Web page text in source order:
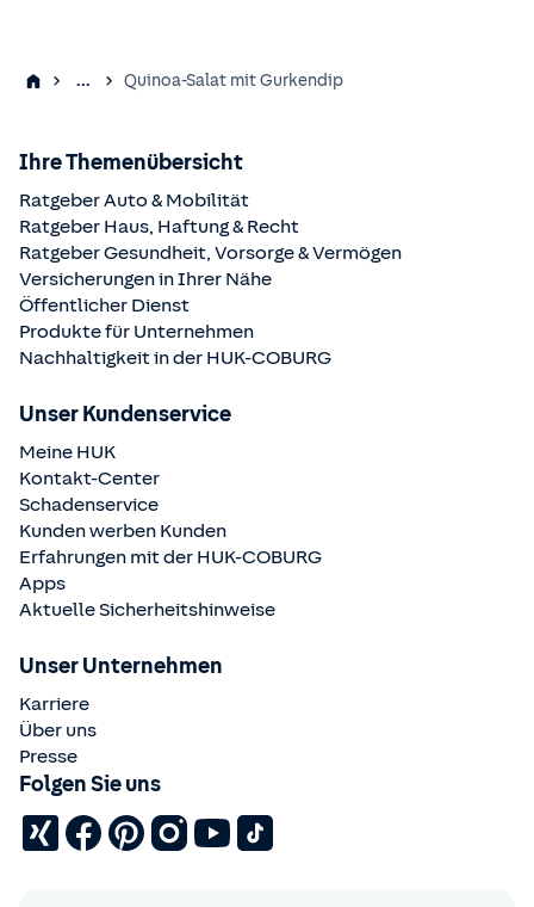
... Quinoa-Salat mit Gurkendip
Ihre Themenübersicht
Ratgeber Auto & Mobilität
Ratgeber Haus, Haftung & Recht
Ratgeber Gesundheit, Vorsorge & Vermögen
Versicherungen in Ihrer Nähe
Öffentlicher Dienst
Produkte für Unternehmen
Nachhaltigkeit in der HUK-COBURG
Unser Kundenservice
Meine HUK
Kontakt-Center
Schadenservice
Kunden werben Kunden
Erfahrungen mit der HUK-COBURG
Apps
Aktuelle Sicherheitshinweise
Unser Unternehmen
Karriere
Über uns
Presse
Folgen Sie uns